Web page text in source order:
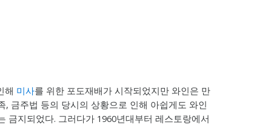
해 미사를 위한 포도재배가 시작되었지만 와인은 만
금주법 등의 당시의 상황으로 인해 아쉽게도 와인
금지되었다. 그러다가 1960년대부터 레스토랑에서